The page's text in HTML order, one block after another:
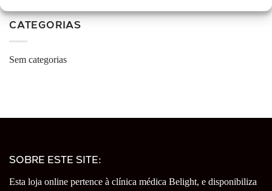
CATEGORIAS
Sem categorias
SOBRE ESTE SITE:
Esta loja online pertence à clínica médica Belight, e disponibiliza